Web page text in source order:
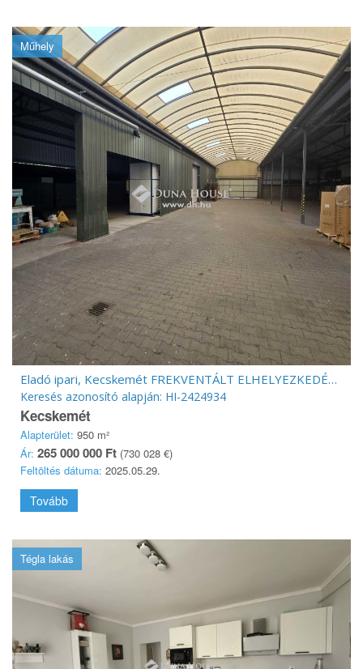
Műhely
Eladó ipari, Kecskemét FREKVENTÁLT ELHELYEZKEDÉSŰ TELEPHELY ELADÓ!
Keresés azonosító alapján: HI-2424934
Kecskemét
Alapterület: 950 m²
Ár: 265 000 000 Ft (730 028 €)
Feltöltés dátuma: 2025.05.29.
Tovább
Tégla lakás